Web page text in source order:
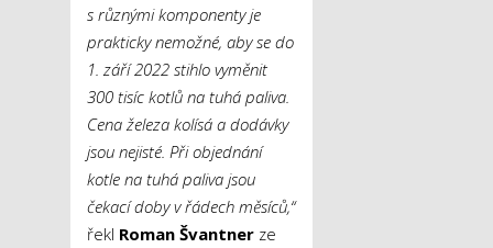
s různými komponenty je
prakticky nemožné, aby se do
1. září 2022 stihlo vyměnit
300 tisíc kotlů na tuhá paliva.
Cena železa kolísá a dodávky
jsou nejisté. Při objednání
kotle na tuhá paliva jsou
čekací doby v řádech měsíců,“
řekl Roman Švantner ze